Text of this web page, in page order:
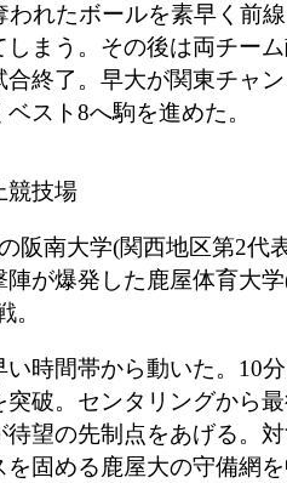
われたボールを素早く前
しまう。その後は両チー
合終了。早大が関東チャ
スト8へ駒を進めた。
競技場
阪南大学(関西地区第2代
陣が爆発した鹿屋体育大
。
時間帯から動いた。10
突破。センタリングから
待望の先制点をあげる。
を固める鹿屋大の守備網